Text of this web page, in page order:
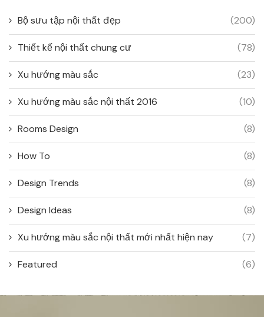
Bộ sưu tập nội thất đẹp (200)
Thiết kế nội thất chung cư (78)
Xu hướng màu sắc (23)
Xu hướng màu sắc nội thất 2016 (10)
Rooms Design (8)
How To (8)
Design Trends (8)
Design Ideas (8)
Xu hướng màu sắc nội thất mới nhất hiện nay (7)
Featured (6)